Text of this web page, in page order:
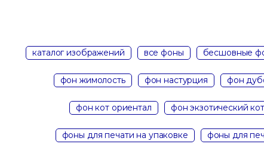
каталог изображений все фоны бесшовные
фон жимолость фон настурция фон
фон кот ориентал фон экзотический кот
фоны для печати на упаковке фоны для